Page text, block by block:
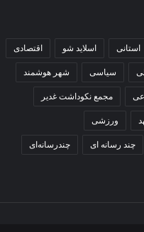
استانی اسلاید شو اقتصادی
سیاسی شهر هوشمند
مجمع نکوداشت غدیر
ورزشی
چند رسانه ای چندرسانه‌ای
تصویری تشییع پیکر
خموشی در مشهد